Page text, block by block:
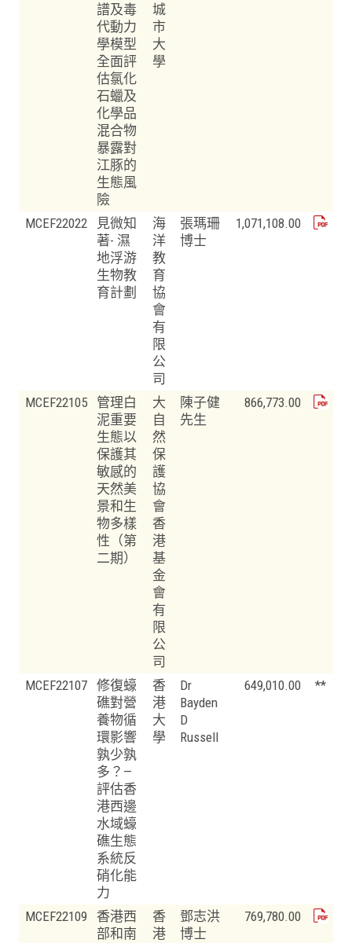
譜及毒
代動力
學模型
全面評
估氯化
石蠟及
化學品
混合物
暴露對
江豚的
生態風
險
城
市
大
學
MCEF22022
見微知
著- 濕
地浮游
生物教
育計劃
海
洋
教
育
協
會
有
限
公
司
張瑪珊
博士
1,071,108.00
MCEF22105
管理白
泥重要
生態以
保護其
敏感的
天然美
景和生
物多樣
性（第
二期）
大
自
然
保
護
協
會
香
港
基
金
會
有
限
公
司
陳子健
先生
866,773.00
MCEF22107 修復蠔
礁對營
養物循
環影響
孰少孰
多？—
評估香
港西邊
水域蠔
礁生態
系統反
硝化能
力
香
港
大
學
Dr
Bayden
D
Russell
649,010.00 **
MCEF22109
香港西
部和南
香
港
鄧志洪
博士
769,780.00